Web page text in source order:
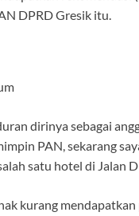
DPRD Gresik itu.
dirinya sebagai
PAN, sekarang
satu hotel di Jalan
kurang